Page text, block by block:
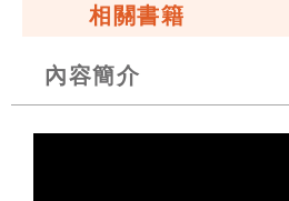
相關書籍
內容簡介